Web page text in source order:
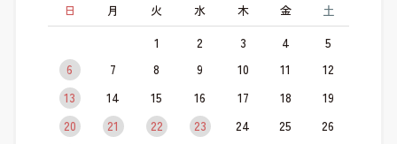
日
月 火 水 木 金 土
1 2 3 4
5
6
7 8 9 10 11
12
13
14 15 16 17 18
19
20
21 22 23 24 25
26